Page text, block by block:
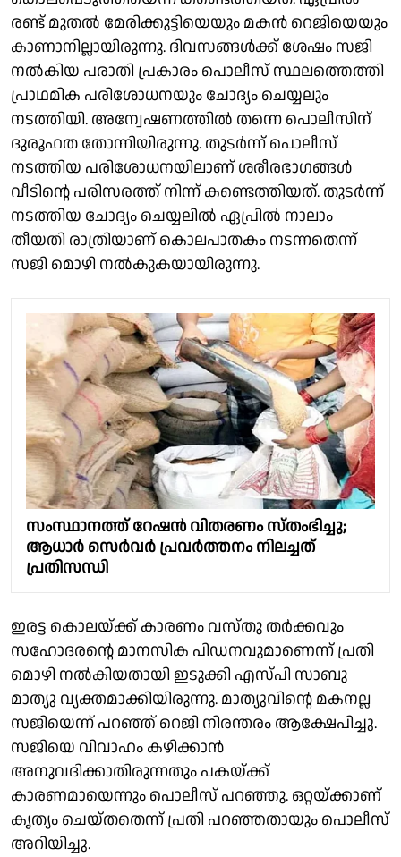
രണ്ട് മുതൽ മേരിക്കുട്ടിയെയും മകൻ റെജിയെയും
കാണാനില്ലായിരുന്നു. ദിവസങ്ങൾക്ക് ശേഷം സജി
നൽകിയ പരാതി പ്രകാരം പൊലീസ് സ്ഥലത്തെത്തി
പ്രാഥമിക പരിശോധനയും ചോദ്യം ചെയ്യലും
നടത്തിയി. അന്വേഷണത്തിൽ തന്നെ പൊലീസിന്
ദുരൂഹത തോന്നിയിരുന്നു. തുടർന്ന് പൊലീസ്
നടത്തിയ പരിശോധനയിലാണ് ശരീരഭാഗങ്ങൾ
വീടിൻ്റെ പരിസരത്ത് നിന്ന് കണ്ടെത്തിയത്. തുടർന്ന്
നടത്തിയ ചോദ്യം ചെയ്യലിൽ ഏപ്രിൽ നാലാം
തീയതി രാത്രിയാണ് കൊലപാതകം നടന്നതെന്ന്
സജി മൊഴി നൽകുകയായിരുന്നു.
സംസ്ഥാനത്ത് റേഷന്‍ വിതരണം സ്തംഭിച്ചു;
ആധാര്‍ സെർവർ പ്രവർത്തനം നിലച്ചത്
പ്രതിസന്ധി
ഇരട്ട കൊലയ്ക്ക് കാരണം വസ്തു തർക്കവും
സഹോദരന്റെ മാനസിക പിഡനവുമാണെന്ന് പ്രതി
മൊഴി നൽകിയതായി ഇടുക്കി എസ്പി സാബു
മാത്യു വ്യക്തമാക്കിയിരുന്നു. മാത്യുവിന്റെ മകനല്ല
സജിയെന്ന് പറഞ്ഞ് റെജി നിരന്തരം ആക്ഷേപിച്ചു.
സജിയെ വിവാഹം കഴിക്കാൻ
അനുവദിക്കാതിരുന്നതും പകയ്ക്ക്
കാരണമായെന്നും പൊലീസ് പറഞ്ഞു. ഒറ്റയ്ക്കാണ്
കൃത്യം ചെയ്തതെന്ന് പ്രതി പറഞ്ഞതായും പൊലീസ്
അറിയിച്ചു.